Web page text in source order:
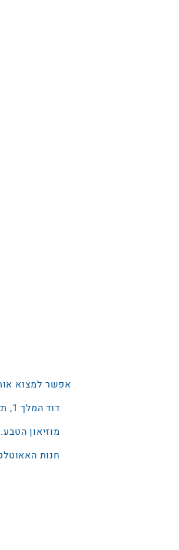
אפשר למצוא
דוד המלך 1, תל אביב. סמוך לכיכר רבין 0775523753
מוזיאון הטבע. קלאוזנר 12,
חנות האאוטלט, זימן 16, נחלת